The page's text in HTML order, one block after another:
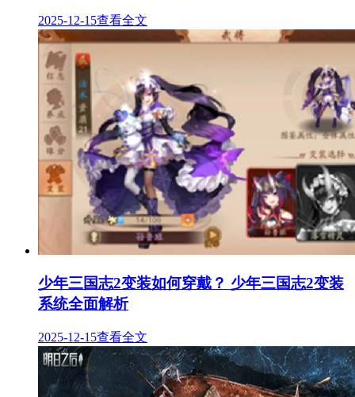
2025-12-15查看全文
少年三国志2变装如何穿戴？ 少年三国志2变装
系统全面解析
2025-12-15查看全文